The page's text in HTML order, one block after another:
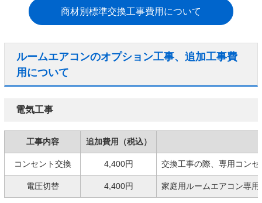
商材別標準交換工事費用について
ルームエアコンのオプション工事、追加工事費
用について
電気工事
工事内容 追加費用（税込）
コンセント交換 4,400円 交換工事の際、専用コン
電圧切替 4,400円 家庭用ルームエアコン専